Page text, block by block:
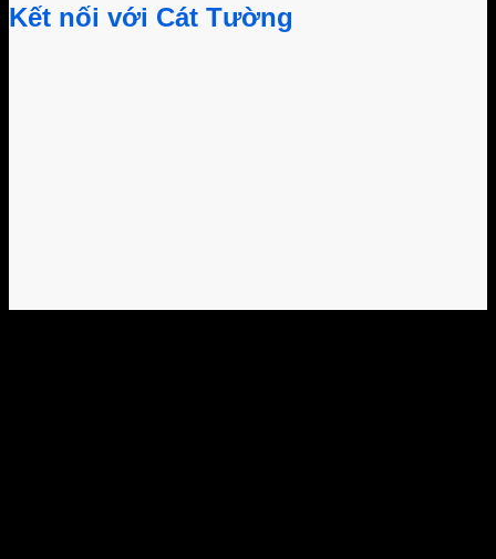
Kết nối với Cát Tường